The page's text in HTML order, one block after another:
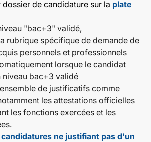
dossier de candidature sur la plate
"bac+3" validé,
rubrique spécifique de demande de
personnels et professionnels
lorsque le candidat
niveau bac+3 validé
de justificatifs comme
les attestations officielles
les fonctions exercées et les
candidatures ne justifiant pas d'un